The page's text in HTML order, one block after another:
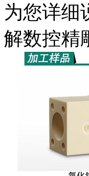
为您详细
解数控